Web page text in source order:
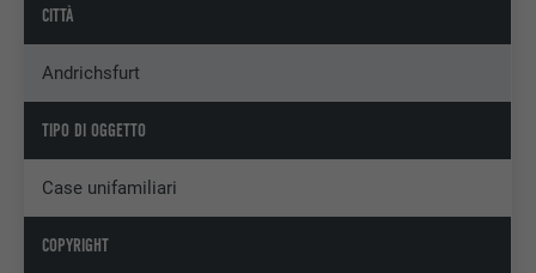
CITTÀ
Andrichsfurt
TIPO DI OGGETTO
Case unifamiliari
COPYRIGHT